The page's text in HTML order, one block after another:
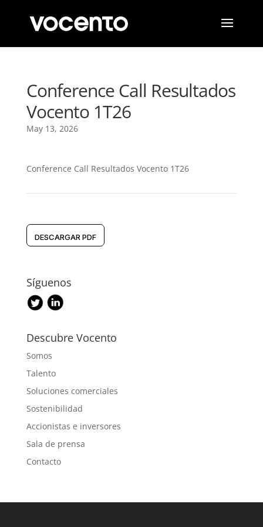
Conference Call Resultados
Vocento 1T26
May 13, 2026
Conference Call Resultados Vocento 1T26
DESCARGAR PDF
Síguenos
Descubre Vocento
Somos
Talento
Soluciones comerciales
Sostenibilidad
Accionistas e inversores
Sala de prensa
Contacto